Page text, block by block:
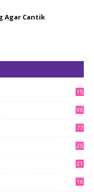
Agar Cantik
15
96
77
25
21
16